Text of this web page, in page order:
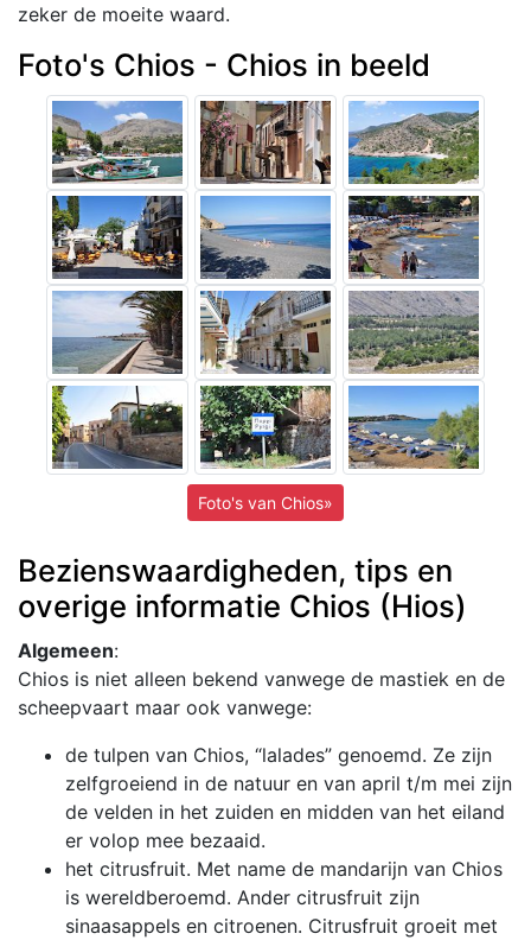
zeker de moeite waard.
Foto's Chios - Chios in beeld
Foto's van Chios»
Bezienswaardigheden, tips en
overige informatie Chios (Hios)
Algemeen:
Chios is niet alleen bekend vanwege de mastiek en de
scheepvaart maar ook vanwege:
de tulpen van Chios, “lalades” genoemd. Ze zijn
zelfgroeiend in de natuur en van april t/m mei zijn
de velden in het zuiden en midden van het eiland
er volop mee bezaaid.
het citrusfruit. Met name de mandarijn van Chios
is wereldberoemd. Ander citrusfruit zijn
sinaasappels en citroenen. Citrusfruit groeit met